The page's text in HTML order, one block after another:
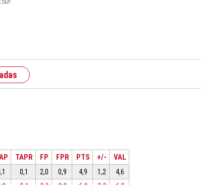
TAPR FP FPR PTS +/- VAL
0,1 2,0 0,9 4,9 1,2
4,6